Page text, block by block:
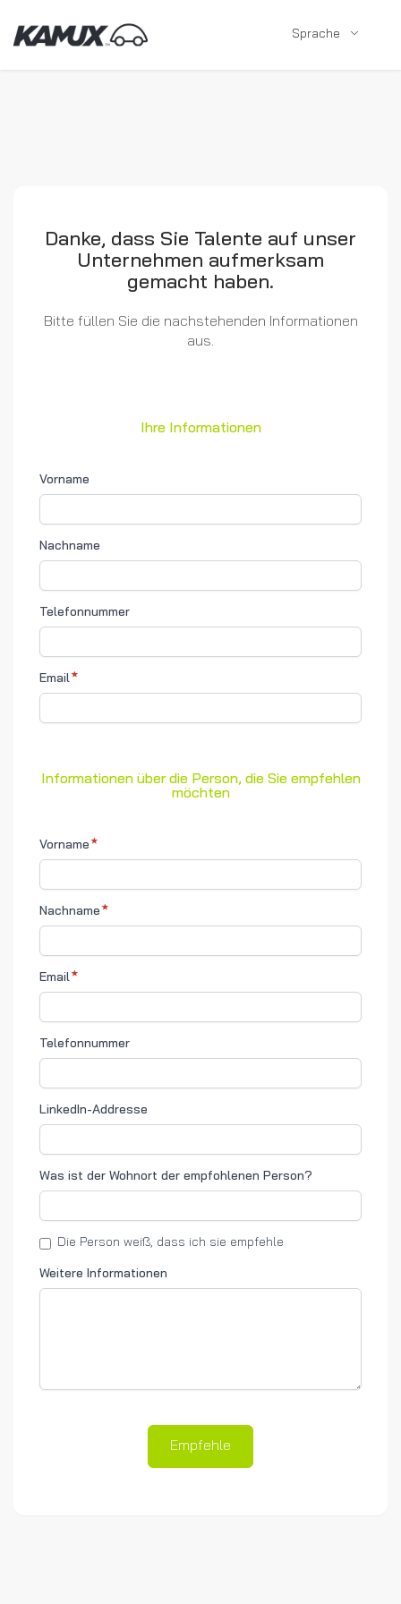
Sprache
Danke, dass Sie Talente auf unser
Unternehmen aufmerksam
gemacht haben.
Bitte füllen Sie die nachstehenden Informationen
aus.
Ihre Informationen
Vorname
Nachname
Telefonnummer
Email
Informationen über die Person, die Sie empfehlen
möchten
Vorname
Nachname
Email
Telefonnummer
LinkedIn-Addresse
Was ist der Wohnort der empfohlenen Person?
Die Person weiß, dass ich sie empfehle
Weitere Informationen